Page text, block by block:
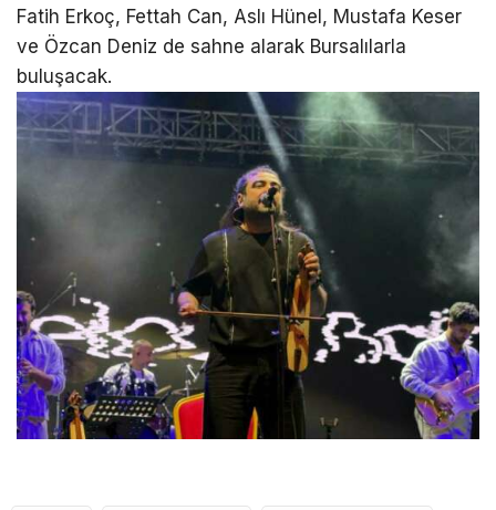
Fatih Erkoç, Fettah Can, Aslı Hünel, Mustafa Keser
ve Özcan Deniz de sahne alarak Bursalılarla
buluşacak.